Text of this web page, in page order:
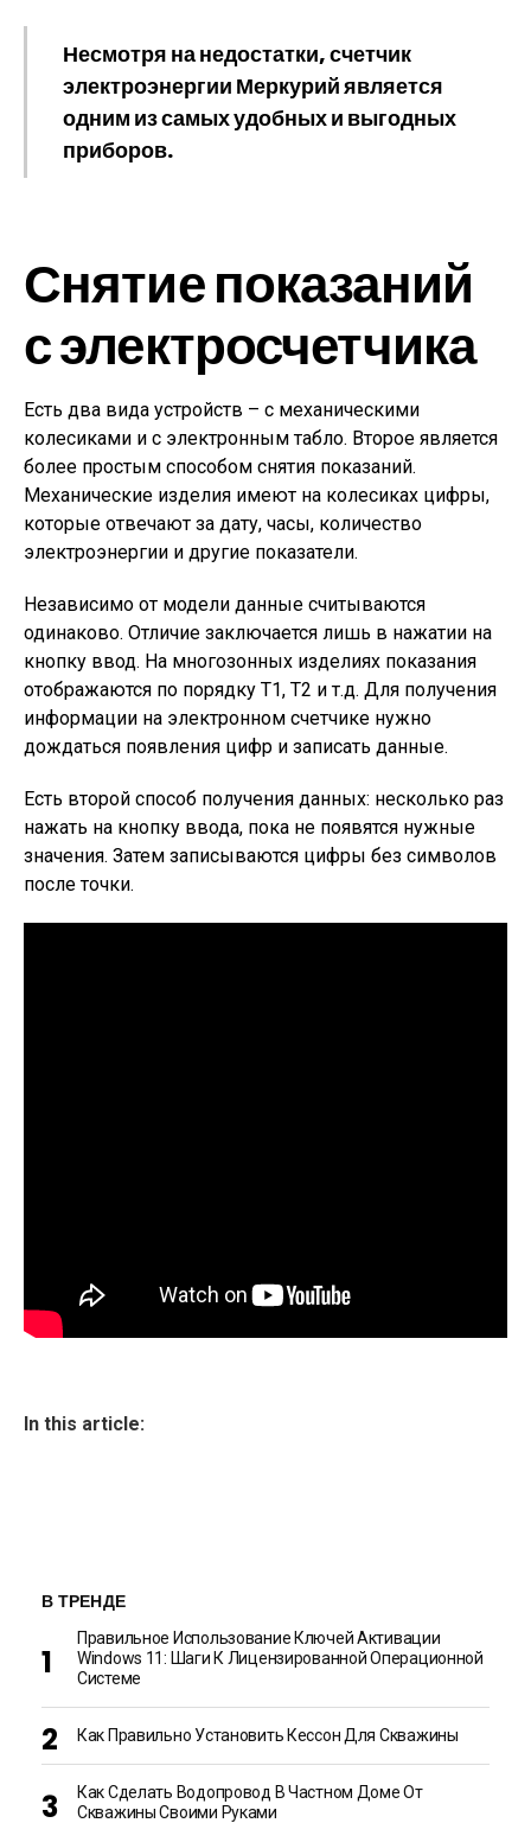
Несмотря на недостатки, счетчик
электроэнергии Меркурий является
одним из самых удобных и выгодных
приборов.
Снятие показаний
с электросчетчика
Есть два вида устройств – с механическими
колесиками и с электронным табло. Второе является
более простым способом снятия показаний.
Механические изделия имеют на колесиках цифры,
которые отвечают за дату, часы, количество
электроэнергии и другие показатели.
Независимо от модели данные считываются
одинаково. Отличие заключается лишь в нажатии на
кнопку ввод. На многозонных изделиях показания
отображаются по порядку Т1, Т2 и т.д. Для получения
информации на электронном счетчике нужно
дождаться появления цифр и записать данные.
Есть второй способ получения данных: несколько раз
нажать на кнопку ввода, пока не появятся нужные
значения. Затем записываются цифры без символов
после точки.
In this article:
В ТРЕНДЕ
Правильное Использование Ключей Активации
Windows 11: Шаги К Лицензированной Операционной
Системе
Как Правильно Установить Кессон Для Скважины
Как Сделать Водопровод В Частном Доме От
Скважины Своими Руками